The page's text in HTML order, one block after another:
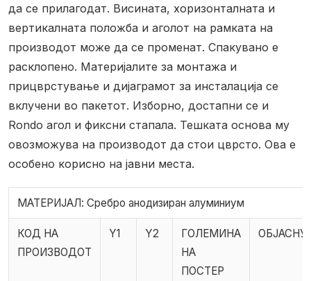
да се прилагодат. Висината, хоризонталната и
вертикалната положба и аголот на рамката на
производот може да се променат. Спакувано е
расклопено. Материјалите за монтажа и
прицврстување и дијаграмот за инсталација се
вклучени во пакетот. Изборно, достапни се и
Rondo агол и фиксни стапала. Тешката основа му
овозможува на производот да стои цврсто. Ова е
особено корисно на јавни места.
МАТЕРИЈАЛ: Сребро анодизиран алуминиум
КОД НА
ПРОИЗВОДОТ
Y1 Y2
ГОЛЕМИНА
НА
ПОСТЕР